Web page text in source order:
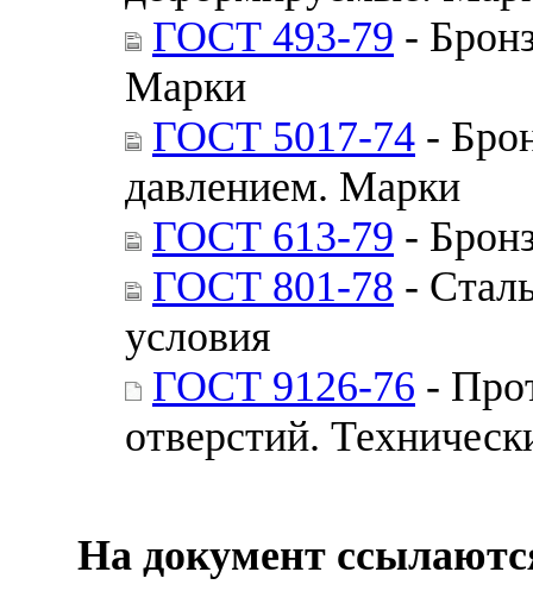
ГОСТ 493-79 -
Марки
ГОСТ 5017-74 -
давлением. Марки
ГОСТ 613-79 -
ГОСТ 801-78 -
условия
ГОСТ 9126-76 -
отверстий.
На документ